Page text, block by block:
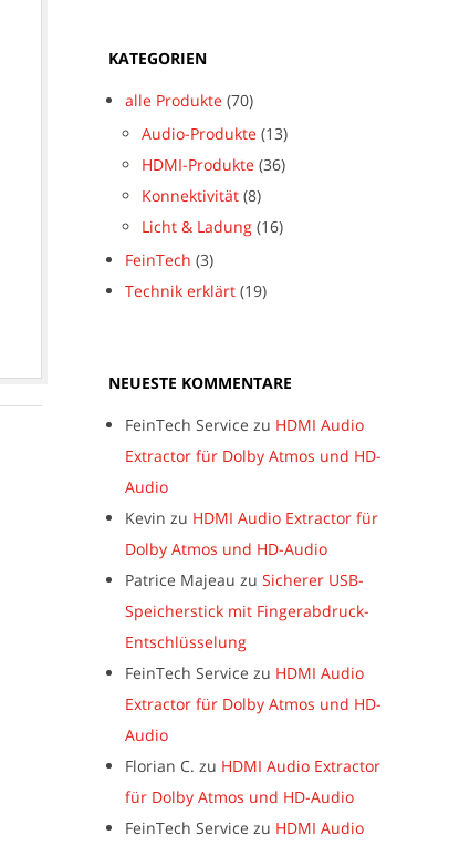
KATEGORIEN
alle Produkte (70)
Audio-Produkte (13)
HDMI-Produkte (36)
Konnektivität (8)
Licht & Ladung (16)
FeinTech (3)
Technik erklärt (19)
NEUESTE KOMMENTARE
FeinTech Service zu HDMI Audio
Extractor für Dolby Atmos und HD-
Audio
Kevin zu HDMI Audio Extractor für
Dolby Atmos und HD-Audio
Patrice Majeau zu Sicherer USB-
Speicherstick mit Fingerabdruck-
Entschlüsselung
FeinTech Service zu HDMI Audio
Extractor für Dolby Atmos und HD-
Audio
Florian C. zu HDMI Audio Extractor
für Dolby Atmos und HD-Audio
FeinTech Service zu HDMI Audio